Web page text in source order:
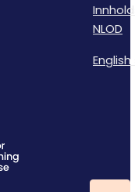
NLOD